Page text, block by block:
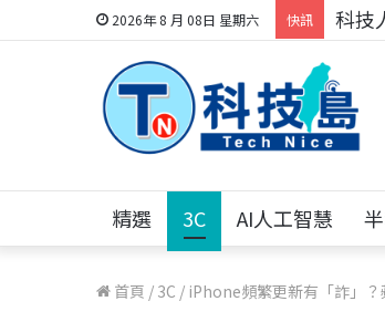
2026年 8 月 08日 星期六 快訊 科技
精選 3C AI人工智慧
首頁 / 3C / iPhone頻繁更新有「詐」